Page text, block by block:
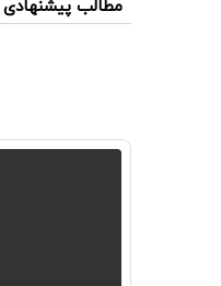
مطالب پیشنهادی